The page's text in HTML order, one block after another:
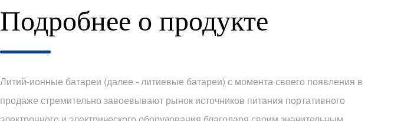
Подробнее о продукте
Литий-ионные батареи (далее - литиевые батареи) с момента своего появления в
продаже стремительно завоевывают рынок источников питания портативного